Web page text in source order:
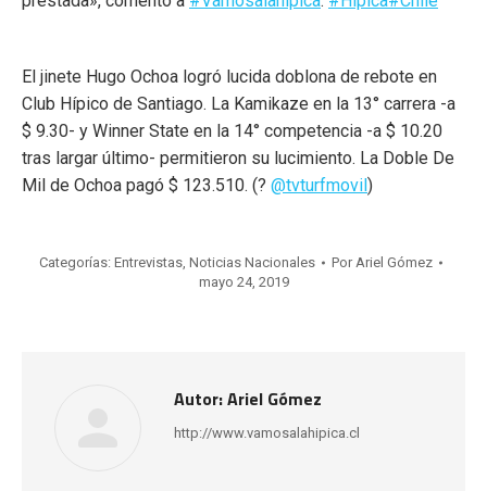
El jinete Hugo Ochoa logró lucida doblona de rebote en
Club Hípico de Santiago. La Kamikaze en la 13° carrera -a
$ 9.30- y Winner State en la 14° competencia -a $ 10.20
tras largar último- permitieron su lucimiento. La Doble De
Mil de Ochoa pagó $ 123.510. (? @tvturfmovil)
Categorías: Entrevistas, Noticias Nacionales Por Ariel Gómez
mayo 24, 2019
Autor:Ariel Gómez
http://www.vamosalahipica.cl